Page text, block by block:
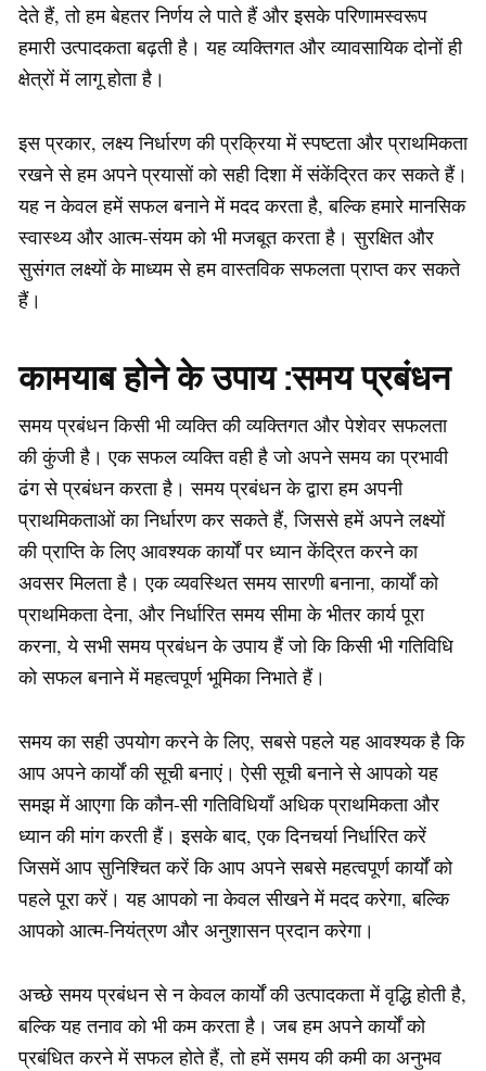
देते हैं, तो हम बेहतर निर्णय ले पाते हैं और इसके परिणामस्वरूप
हमारी उत्पादकता बढ़ती है। यह व्यक्तिगत और व्यावसायिक दोनों ही
क्षेत्रों में लागू होता है।
इस प्रकार, लक्ष्य निर्धारण की प्रक्रिया में स्पष्टता और प्राथमिकता
रखने से हम अपने प्रयासों को सही दिशा में संकेंद्रित कर सकते हैं।
यह न केवल हमें सफल बनाने में मदद करता है, बल्कि हमारे मानसिक
स्वास्थ्य और आत्म-संयम को भी मजबूत करता है। सुरक्षित और
सुसंगत लक्ष्यों के माध्यम से हम वास्तविक सफलता प्राप्त कर सकते
हैं।
कामयाब होने के उपाय :समय प्रबंधन
समय प्रबंधन किसी भी व्यक्ति की व्यक्तिगत और पेशेवर सफलता
की कुंजी है। एक सफल व्यक्ति वही है जो अपने समय का प्रभावी
ढंग से प्रबंधन करता है। समय प्रबंधन के द्वारा हम अपनी
प्राथमिकताओं का निर्धारण कर सकते हैं, जिससे हमें अपने लक्ष्यों
की प्राप्ति के लिए आवश्यक कार्यों पर ध्यान केंद्रित करने का
अवसर मिलता है। एक व्यवस्थित समय सारणी बनाना, कार्यों को
प्राथमिकता देना, और निर्धारित समय सीमा के भीतर कार्य पूरा
करना, ये सभी समय प्रबंधन के उपाय हैं जो कि किसी भी गतिविधि
को सफल बनाने में महत्वपूर्ण भूमिका निभाते हैं।
समय का सही उपयोग करने के लिए, सबसे पहले यह आवश्यक है कि
आप अपने कार्यों की सूची बनाएं। ऐसी सूची बनाने से आपको यह
समझ में आएगा कि कौन-सी गतिविधियाँ अधिक प्राथमिकता और
ध्यान की मांग करती हैं। इसके बाद, एक दिनचर्या निर्धारित करें
जिसमें आप सुनिश्चित करें कि आप अपने सबसे महत्वपूर्ण कार्यों को
पहले पूरा करें। यह आपको ना केवल सीखने में मदद करेगा, बल्कि
आपको आत्म-नियंत्रण और अनुशासन प्रदान करेगा।
अच्छे समय प्रबंधन से न केवल कार्यों की उत्पादकता में वृद्धि होती है,
बल्कि यह तनाव को भी कम करता है। जब हम अपने कार्यों को
प्रबंधित करने में सफल होते हैं, तो हमें समय की कमी का अनुभव